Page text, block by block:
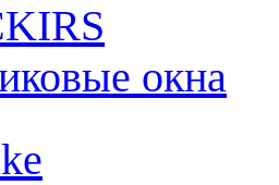
окна